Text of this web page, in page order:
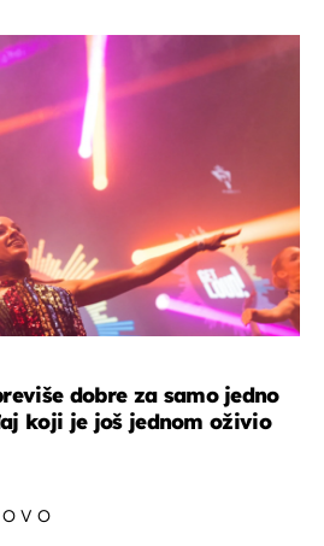
dobre za samo jedno
koji je još jednom oživio